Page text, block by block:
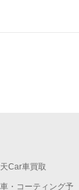
Car車買取
・コーティング予